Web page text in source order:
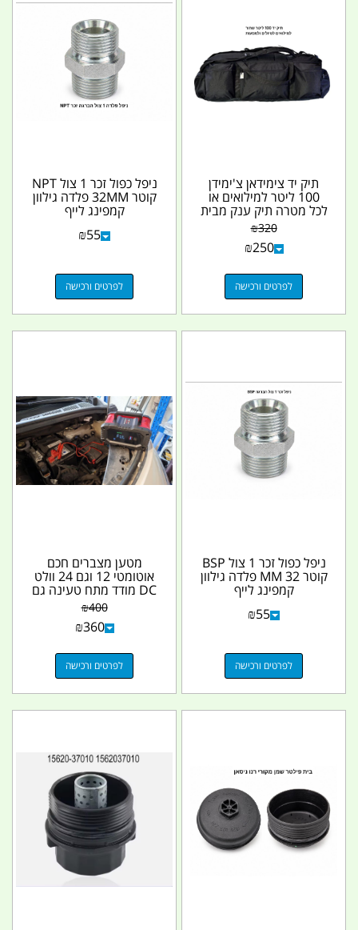
תיק יד צימידאן צ'ימידן
100 ליטר למילואים או
לכל מטרה תיק ענק מבית
₪320
₪250
לפרטים ורכישה
ניפל כפול זכר 1 צול NPT
קוטר 32MM פלדה גילוון
קמפינג לייף
₪55
לפרטים ורכישה
ניפל כפול זכר 1 צול BSP
קוטר 32 MM פלדה גילוון
קמפינג לייף
₪55
לפרטים ורכישה
מטען מצברים חכם
אוטומטי 12 וגם 24 וולט
DC מודד מתח טעינה גם
כשאינו מחובר לחשמל...
₪400
₪360
לפרטים ורכישה